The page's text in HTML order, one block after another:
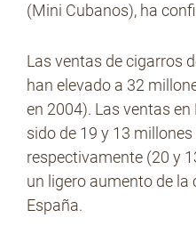
(Mini Cubanos), ha
Las ventas de cigarros
han elevado a 32
en 2004). Las ventas
sido de 19 y 13 millones
respectivamente (20 y
un ligero aumento de la
España.